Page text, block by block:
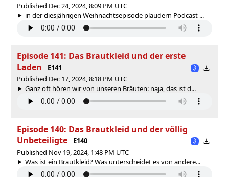
Published Dec 24, 2024, 8:09 PM UTC
in der diesjährigen Weihnachtsepisode plaudern Podcast ...
Episode 141: Das Brautkleid und der erste
Laden
E141
Published Dec 17, 2024, 8:18 PM UTC
Ganz oft hören wir von unseren Bräuten: naja, das ist d...
Episode 140: Das Brautkleid und der völlig
Unbeteiligte
E140
Published Nov 19, 2024, 1:48 PM UTC
Was ist ein Brautkleid? Was unterscheidet es von andere...